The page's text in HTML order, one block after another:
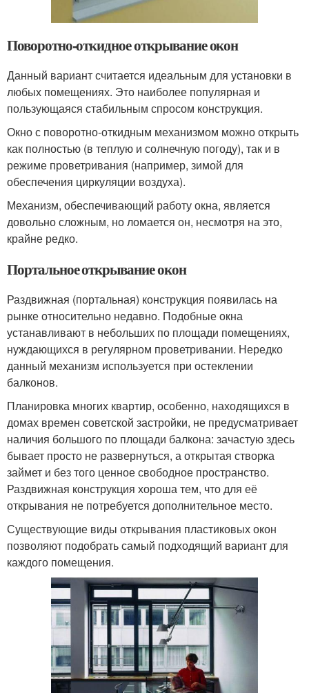
Поворотно-откидное открывание окон
Данный вариант считается идеальным для установки в
любых помещениях. Это наиболее популярная и
пользующаяся стабильным спросом конструкция.
Окно с поворотно-откидным механизмом можно открыть
как полностью (в теплую и солнечную погоду), так и в
режиме проветривания (например, зимой для
обеспечения циркуляции воздуха).
Механизм, обеспечивающий работу окна, является
довольно сложным, но ломается он, несмотря на это,
крайне редко.
Портальное открывание окон
Раздвижная (портальная) конструкция появилась на
рынке относительно недавно. Подобные окна
устанавливают в небольших по площади помещениях,
нуждающихся в регулярном проветривании. Нередко
данный механизм используется при остеклении
балконов.
Планировка многих квартир, особенно, находящихся в
домах времен советской застройки, не предусматривает
наличия большого по площади балкона: зачастую здесь
бывает просто не развернуться, а открытая створка
займет и без того ценное свободное пространство.
Раздвижная конструкция хороша тем, что для её
открывания не потребуется дополнительное место.
Существующие виды открывания пластиковых окон
позволяют подобрать самый подходящий вариант для
каждого помещения.